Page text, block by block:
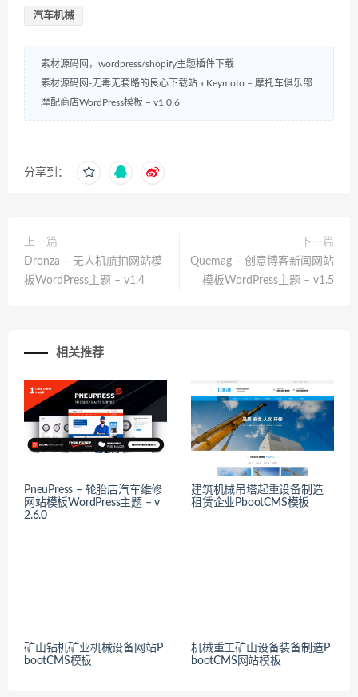
汽车机械
素材源码网，wordpress/shopify主题插件下载
素材源码网-无毒无套路的良心下载站 » Keymoto – 摩托车俱乐部
摩配商店WordPress模板 – v1.0.6
分享到：
上一篇
Dronza – 无人机航拍网站模
板WordPress主题 – v1.4
下一篇
Quemag – 创意博客新闻网站
模板WordPress主题 – v1.5
相关推荐
PneuPress – 轮胎店汽车维修
网站模板WordPress主题 – v
2.6.0
建筑机械吊塔起重设备制造
租赁企业PbootCMS模板
矿山钻机矿业机械设备网站P
bootCMS模板
机械重工矿山设备装备制造P
bootCMS网站模板